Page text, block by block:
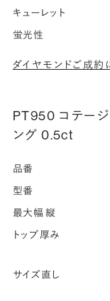
キューレット
蛍光性
ダイヤモンドご成約
PT950 コテージ
ング 0.5ct
品番
型番
最大幅 縦
トップ厚み
サイズ直し